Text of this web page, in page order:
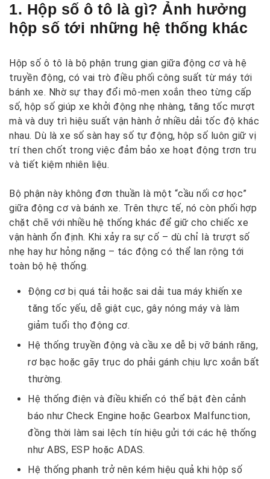
1. Hộp số ô tô là gì? Ảnh hưởng
hộp số tới những hệ thống khác
Hộp số ô tô là bộ phận trung gian giữa động cơ và hệ
truyền động, có vai trò điều phối công suất từ máy tới
bánh xe. Nhờ sự thay đổi mô-men xoắn theo từng cấp
số, hộp số giúp xe khởi động nhẹ nhàng, tăng tốc mượt
mà và duy trì hiệu suất vận hành ở nhiều dải tốc độ khác
nhau. Dù là xe số sàn hay số tự động, hộp số luôn giữ vị
trí then chốt trong việc đảm bảo xe hoạt động trơn tru
và tiết kiệm nhiên liệu.
Bộ phận này không đơn thuần là một “cầu nối cơ học”
giữa động cơ và bánh xe. Trên thực tế, nó còn phối hợp
chặt chẽ với nhiều hệ thống khác để giữ cho chiếc xe
vận hành ổn định. Khi xảy ra sự cố – dù chỉ là trượt số
nhẹ hay hư hỏng nặng – tác động có thể lan rộng tới
toàn bộ hệ thống.
Động cơ bị quá tải hoặc sai dải tua máy khiến xe
tăng tốc yếu, dễ giật cục, gây nóng máy và làm
giảm tuổi thọ động cơ.
Hệ thống truyền động và cầu xe dễ bị vỡ bánh răng,
rơ bạc hoặc gãy trục do phải gánh chịu lực xoắn bất
thường.
Hệ thống điện và điều khiển có thể bật đèn cảnh
báo như Check Engine hoặc Gearbox Malfunction,
đồng thời làm sai lệch tín hiệu gửi tới các hệ thống
như ABS, ESP hoặc ADAS.
Hệ thống phanh trở nên kém hiệu quả khi hộp số